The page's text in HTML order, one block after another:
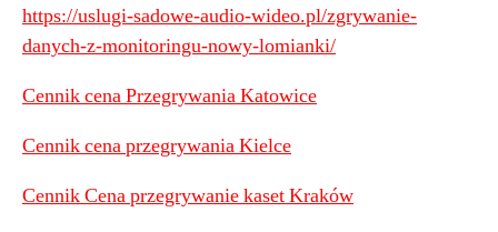
https://uslugi-sadowe-audio-wideo.pl/zgrywanie-
danych-z-monitoringu-nowy-lomianki/
Cennik cena Przegrywania Katowice
Cennik cena przegrywania Kielce
Cennik Cena przegrywanie kaset Kraków